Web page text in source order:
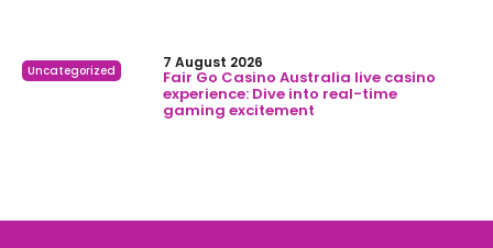
Uncategorized 7 August 2026
Fair Go Casino Australia live casino
experience: Dive into real-time
gaming excitement